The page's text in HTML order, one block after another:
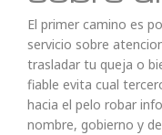
El primer camino es
servicio sobre
trasladar tu queja o
fiable evita cual
hacia el pelo robar
nombre, gobierno y